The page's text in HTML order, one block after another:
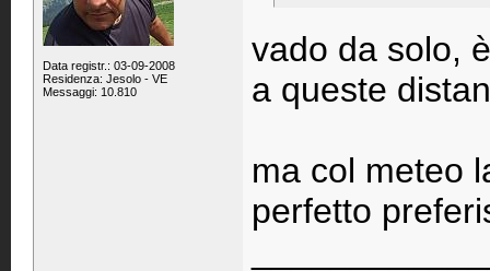
Data registr.: 03-09-2008
Residenza: Jesolo - VE
Messaggi: 10.810
vado da solo,
a queste
ma col meteo
perfetto